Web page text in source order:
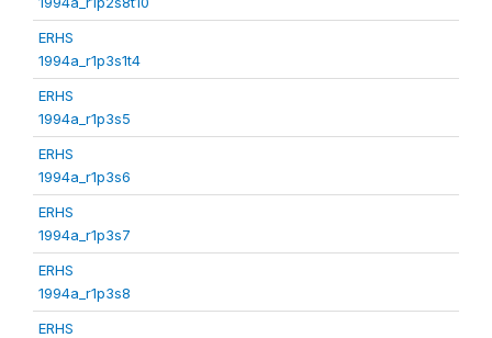
ERHS
1994a_r1p3s1t4
ERHS
1994a_r1p3s5
ERHS
1994a_r1p3s6
ERHS
1994a_r1p3s7
ERHS
1994a_r1p3s8
ERHS